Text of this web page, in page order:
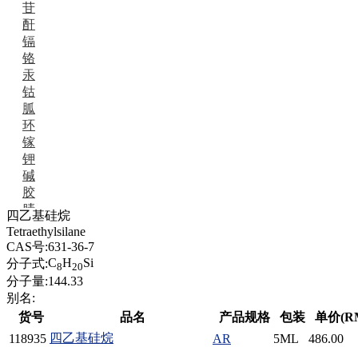
苷
酐
镉
铬
汞
钴
胍
环
镓
钾
碱
胶
腈
精
肼
醌
蜡
锂
啉
磷
膦
四乙基硅烷
Tetraethylsilane
CAS号:631-36-7
分子式:C8H20Si
分子量:144.33
别名:
货号
品名 产品规格 包装
单价
118935 四乙基硅烷 AR 5ML
486.00